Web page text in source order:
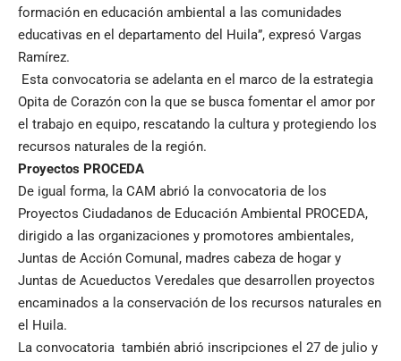
formación en educación ambiental a las comunidades
educativas en el departamento del Huila”, expresó Vargas
Ramírez.
Esta convocatoria se adelanta en el marco de la estrategia
Opita de Corazón con la que se busca fomentar el amor por
el trabajo en equipo, rescatando la cultura y protegiendo los
recursos naturales de la región.
Proyectos PROCEDA
De igual forma, la CAM abrió la convocatoria de los
Proyectos Ciudadanos de Educación Ambiental PROCEDA,
dirigido a las organizaciones y promotores ambientales,
Juntas de Acción Comunal, madres cabeza de hogar y
Juntas de Acueductos Veredales que desarrollen proyectos
encaminados a la conservación de los recursos naturales en
el Huila.
La convocatoria también abrió inscripciones el 27 de julio y